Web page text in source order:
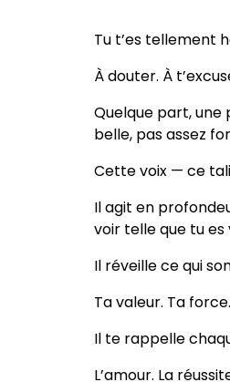
Tu t’es tellement
À douter. À
Quelque part, une
belle, pas assez
Cette voix — ce
Il agit en
voir telle que tu es
Il réveille ce qui
Ta valeur. Ta
Il te rappelle
L’amour. La